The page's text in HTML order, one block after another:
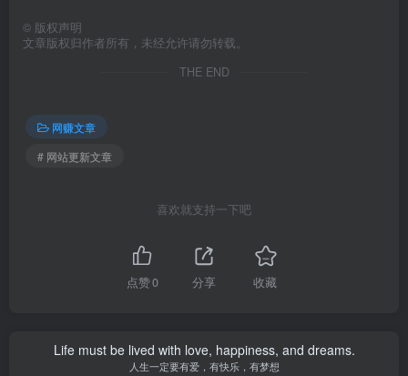
© 版权声明
文章版权归作者所有，未经允许请勿转载。
THE END
网赚文章
# 网站更新文章
喜欢就支持一下吧
点赞0 分享 收藏
Life must be lived with love, happiness, and dreams.
人生一定要有爱，有快乐，有梦想